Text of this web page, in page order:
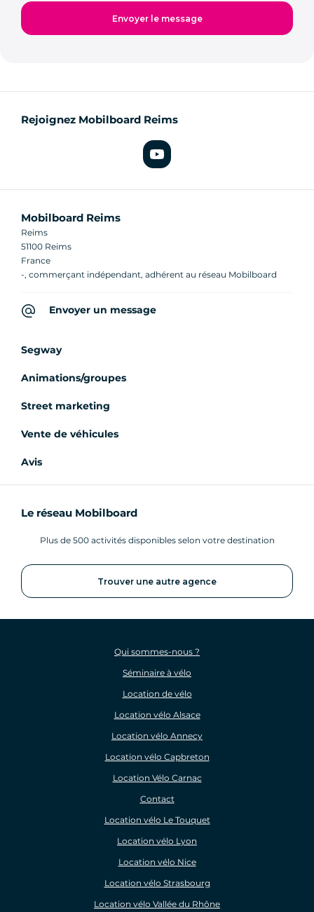
Rejoignez Mobilboard Reims
Mobilboard Reims
Reims
51100 Reims
France
-, commerçant indépendant, adhérent au réseau Mobilboard
Envoyer un message
Segway
Animations/groupes
Street marketing
Vente de véhicules
Avis
Le réseau Mobilboard
Plus de 500 activités disponibles selon votre destination
Trouver une autre agence
Qui sommes-nous ?
Séminaire à vélo
Location de vélo
Location vélo Alsace
Location vélo Annecy
Location vélo Capbreton
Location Vélo Carnac
Contact
Location vélo Le Touquet
Location vélo Lyon
Location vélo Nice
Location vélo Strasbourg
Location vélo Vallée du Rhône